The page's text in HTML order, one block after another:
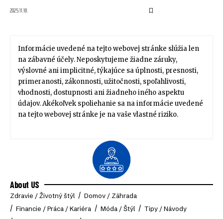
2025.11.18.
Informácie uvedené na tejto webovej stránke slúžia len
na zábavné účely. Neposkytujeme žiadne záruky,
výslovné ani implicitné, týkajúce sa úplnosti, presnosti,
primeranosti, zákonnosti, užitočnosti, spoľahlivosti,
vhodnosti, dostupnosti ani žiadneho iného aspektu
údajov. Akékoľvek spoliehanie sa na informácie uvedené
na tejto webovej stránke je na vaše vlastné riziko.
About US
Zdravie / Životný štýl
Domov / Záhrada
Financie / Práca / Kariéra
Móda / Štýl
Tipy / Návody